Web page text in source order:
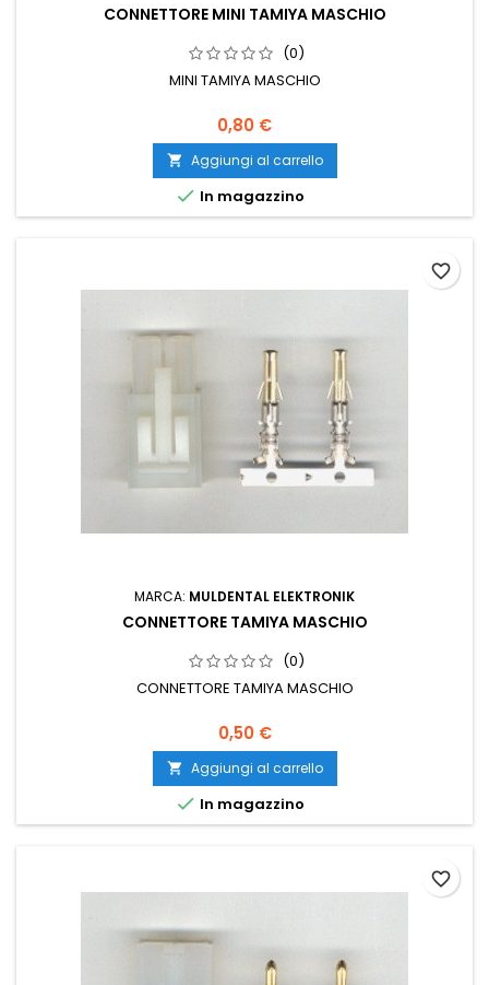
CONNETTORE MINI TAMIYA MASCHIO
(0)
MINI TAMIYA MASCHIO
0,80 €
 Aggiungi al carrello
 In magazzino
MARCA: MULDENTAL ELEKTRONIK
CONNETTORE TAMIYA MASCHIO
(0)
CONNETTORE TAMIYA MASCHIO
0,50 €
 Aggiungi al carrello
 In magazzino
favorite_border
favorite_border